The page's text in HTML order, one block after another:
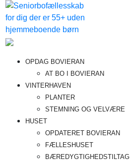
Videre
indhold
Bovieran
Fremtidens
seniorboligfællesskab
OPDAG BOVIERAN
AT BO I BOVIERAN
VINTERHAVEN
PLANTER
STEMNING OG VELVÆRE
HUSET
OPDATERET BOVIERAN
FÆLLESHUSET
BÆREDYGTIGHEDSTILTAG